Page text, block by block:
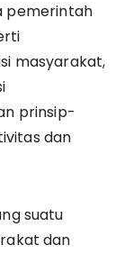
pemerintah
masyarakat,
prinsip-
dan
suatu
dan